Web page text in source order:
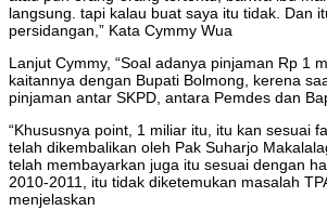
langsung. tapi kalau buat saya itu tidak. Dan
persidangan,” Kata Cymmy Wua
Lanjut Cymmy, “Soal adanya pinjaman Rp 1
kaitannya dengan Bupati Bolmong, kerena
pinjaman antar SKPD, antara Pemdes dan
“Khususnya point, 1 miliar itu, itu kan sesuai
telah dikembalikan oleh Pak Suharjo
telah membayarkan juga itu sesuai dengan
2010-2011, itu tidak diketemukan masalah
menjelaskan